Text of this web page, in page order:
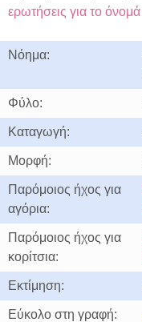
ερωτήσεις για το
Νόημα:
Φύλο:
Καταγωγή:
Μορφή:
Παρόμοιος ήχος για
αγόρια:
Παρόμοιος ήχος για
κορίτσια:
Εκτίμηση:
Εύκολο στη γραφή: